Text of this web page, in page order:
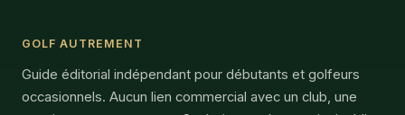
GOLF AUTREMENT
Guide éditorial indépendant pour débutants et golfeurs
occasionnels. Aucun lien commercial avec un club, une